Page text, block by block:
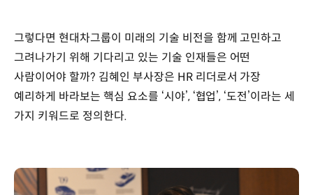
그렇다면 현대차그룹이 미래의 기술 비전을 함께 고민하고
그려나가기 위해 기다리고 있는 기술 인재들은 어떤
사람이어야 할까? 김혜인 부사장은 HR 리더로서 가장
예리하게 바라보는 핵심 요소를 ‘시야’, ‘협업’, ‘도전’이라는 세
가지 키워드로 정의한다.